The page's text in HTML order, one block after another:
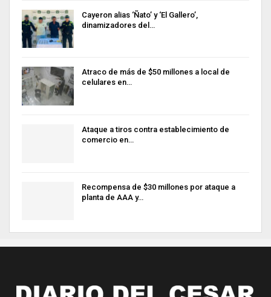
Cayeron alias ‘Ñato’ y ‘El Gallero’,
dinamizadores del…
Atraco de más de $50 millones a local de
celulares en…
Ataque a tiros contra establecimiento de
comercio en…
Recompensa de $30 millones por ataque a
planta de AAA y…